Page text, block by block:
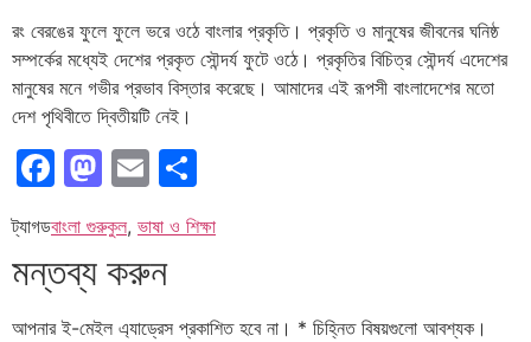
রং বেরঙের ফুলে ফুলে ভরে ওঠে বাংলার প্রকৃতি। প্রকৃতি ও মানুষের জীবনের ঘনিষ্ঠ
সম্পর্কের মধ্যেই দেশের প্রকৃত সৌন্দর্য ফুটে ওঠে। প্রকৃতির বিচিত্র সৌন্দর্য এদেশের
মানুষের মনে গভীর প্রভাব বিস্তার করেছে। আমাদের এই রূপসী বাংলাদেশের মতো
দেশ পৃথিবীতে দ্বিতীয়টি নেই।
Facebook
Mastodon
Email
ট্যাগডবাংলা গুরুকুল, ভাষা ও শিক্ষা
মন্তব্য করুন
আপনার ই-মেইল এ্যাড্রেস প্রকাশিত হবে না। * চিহ্নিত বিষয়গুলো আবশ্যক।